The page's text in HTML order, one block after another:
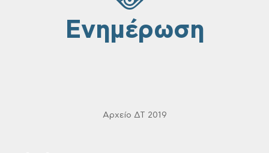
Ενημέρωση
Αρχείο ΔΤ 2019